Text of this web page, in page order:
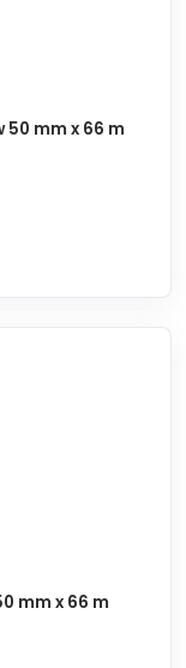
mm x 66 m
mm x 66 m